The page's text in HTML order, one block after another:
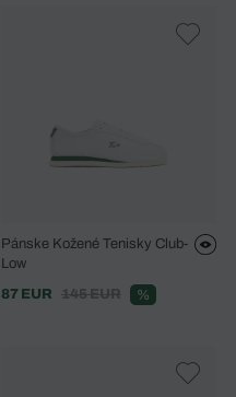
Pánske Kožené Tenisky Club-
Low
87 EUR
145 EUR %